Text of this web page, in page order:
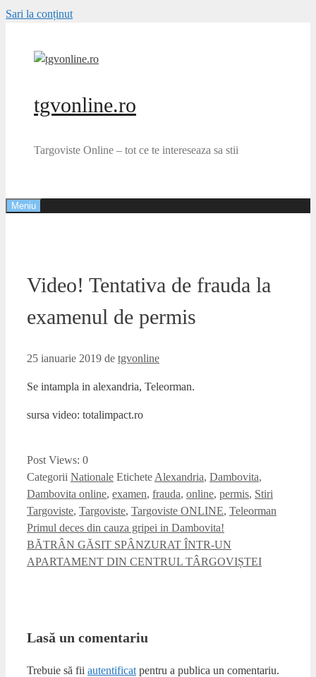
Sari la conținut
tgvonline.ro
Targoviste Online – tot ce te intereseaza sa stii
Meniu
Video! Tentativa de frauda la
examenul de permis
25 ianuarie 2019 de tgvonline
Se intampla in alexandria, Teleorman.
sursa video: totalimpact.ro
Post Views: 0
Categorii Nationale Etichete Alexandria, Dambovita,
Dambovita online, examen, frauda, online, permis, Stiri
Targoviste, Targoviste, Targoviste ONLINE, Teleorman
Primul deces din cauza gripei in Dambovita!
BĂTRÂN GĂSIT SPÂNZURAT ÎNTR-UN
APARTAMENT DIN CENTRUL TÂRGOVIȘTEI
Lasă un comentariu
Trebuie să fii autentificat pentru a publica un comentariu.